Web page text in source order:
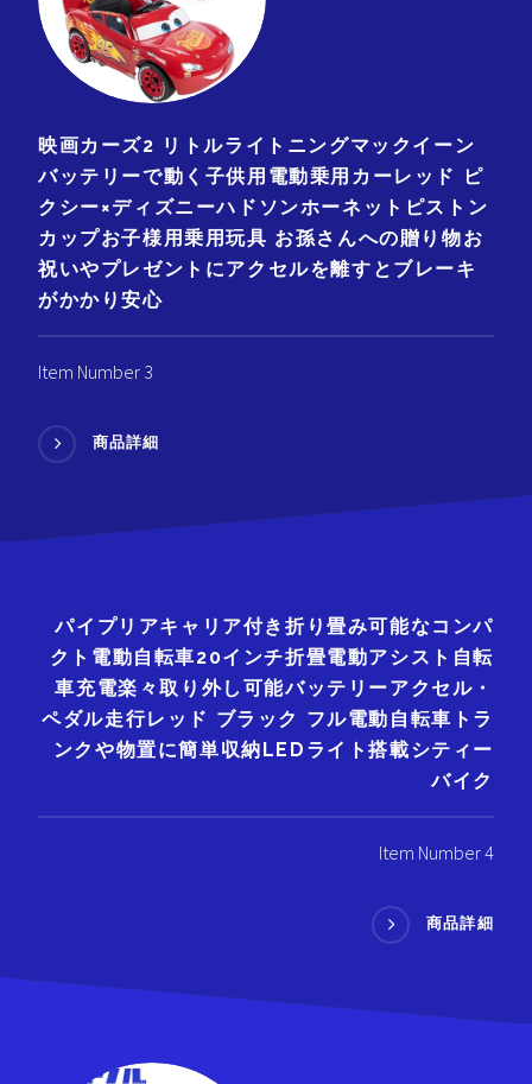
映画カーズ2 リトルライトニングマックイーン
バッテリーで動く子供用電動乗用カーレッド ピ
クシー×ディズニーハドソンホーネットピストン
カップお子様用乗用玩具 お孫さんへの贈り物お
祝いやプレゼントにアクセルを離すとブレーキ
がかかり安心
Item Number 3
商品詳細
パイプリアキャリア付き折り畳み可能なコンパ
クト電動自転車20インチ折畳電動アシスト自転
車充電楽々取り外し可能バッテリーアクセル・
ペダル走行レッド ブラック フル電動自転車トラ
ンクや物置に簡単収納LEDライト搭載シティー
バイク
Item Number 4
商品詳細